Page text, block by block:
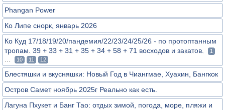
Phangan Power
Ко Липе снорк, январь 2026
Ко Куд 17/18/19/20/пандемия/22/23/24/25/26 - по протоптанным
тропам. 39 + 33 + 31 + 35 + 34 + 58 + 71 восходов и закатов.
1
10 11 12
Блестяшки и вкусняшки: Новый Год в Чиангмае, Хуахин, Бангкок
Остров Самет ноябрь 2025г Реально как есть.
Лагуна Пхукет и Банг Тао: отдых зимой, погода, море, пляжи и